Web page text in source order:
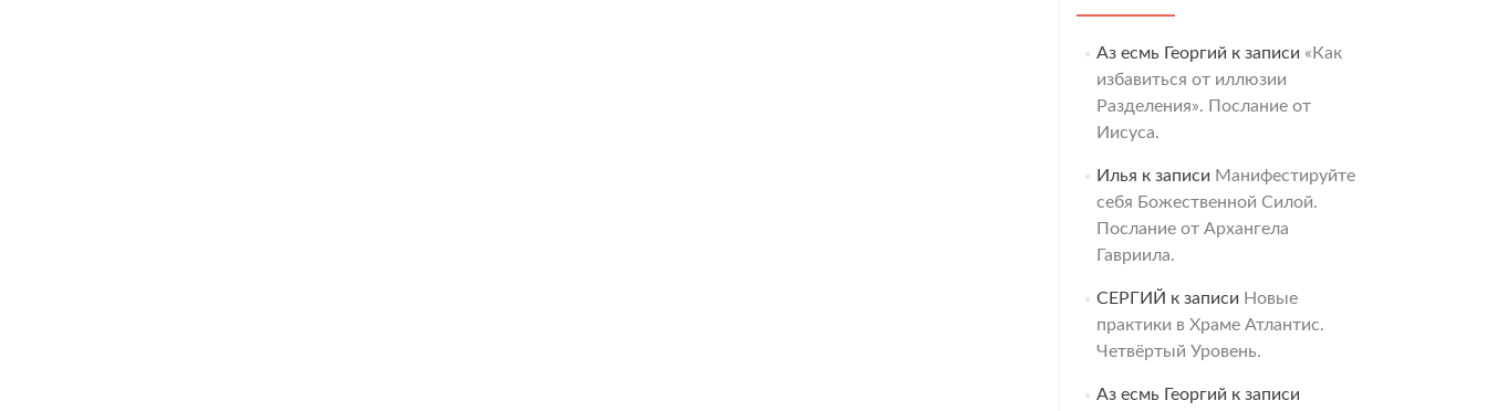
Аз есмь Георгий к записи «Как
избавиться от иллюзии
Разделения». Послание от
Иисуса.
Илья к записи Манифестируйте
себя Божественной Силой.
Послание от Архангела
Гавриила.
СЕРГИЙ к записи Новые
практики в Храме Атлантис.
Четвёртый Уровень.
Аз есмь Георгий к записи